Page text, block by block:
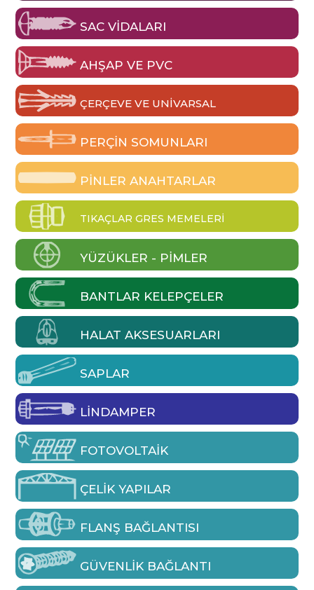
SAC VIDALARI
AHŞAP VE PVC
ÇERÇEVE VE UNIVARSAL
PERÇIN SOMUNLARI
PINLER ANAHTARLAR
TIKAÇLAR GRES MEMELERI
YÜZÜKLER - PIMLER
BANTLAR KELEPÇELER
HALAT AKSESUARLARI
SAPLAR
LINDAMPER
FOTOVOLTAIK
ÇELIK YAPILAR
FLANŞ BAĞLANTISI
GÜVENLIK BAĞLANTI